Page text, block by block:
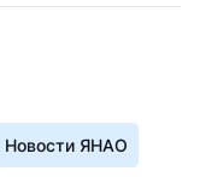
Новости ЯНАО